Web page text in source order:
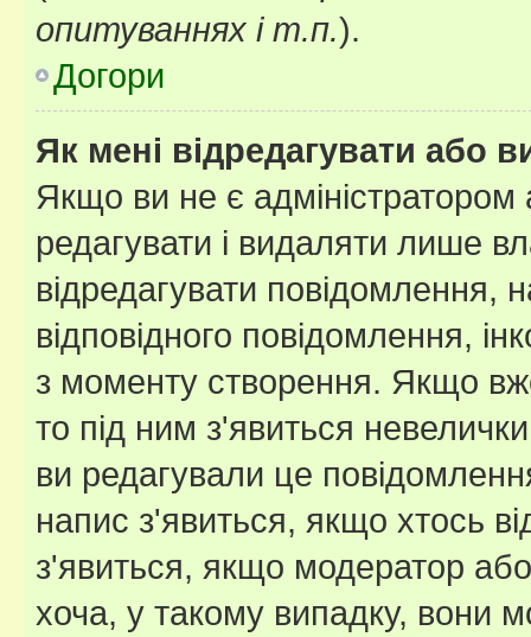
опитуваннях і т.п.).
Догори
Як мені відредагувати або
Якщо ви не є
редагувати і видаляти лише
відредагувати повідомлення,
відповідного повідомлення,
з моменту створення. Якщо
то під ним з'явиться
ви редагували це
напис з'явиться, якщо хтось
з'явиться, якщо модератор
хоча, у такому випадку, вони